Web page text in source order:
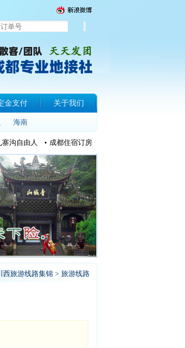
金支付 关于我们
海南
寨沟自由人 成都住宿订房
西旅游线路集锦 > 旅游线路